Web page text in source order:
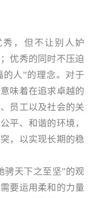
，但不让别人妒
优秀的同时不压迫
人”的理念。对于
味着在追求卓越的
员工以及社会的关
平、和谐的环境，
，以实现长期的稳
骋天下之至坚”的观
要运用柔和的力量